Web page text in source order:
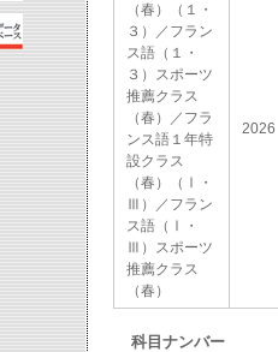
（春）（１・
３）／フラン
ス語（１・
３）スポーツ
推薦クラス
（春）／フラ
ンス語１年特
設クラス
（春）（Ⅰ・
Ⅲ）／フラン
ス語（Ⅰ・
Ⅲ）スポーツ
推薦クラス
（春）
2026
科目ナンバー